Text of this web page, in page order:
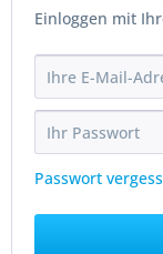
Einloggen mit
Passwort